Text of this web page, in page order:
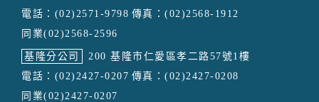
電話：(02)2571-9798 傳真：(02)2568-1912
同業(02)2568-2596
基隆分公司
200 基隆市仁愛區孝二路57號1樓
電話：(02)2427-0207 傳真：(02)2427-0208
同業(02)2427-0207